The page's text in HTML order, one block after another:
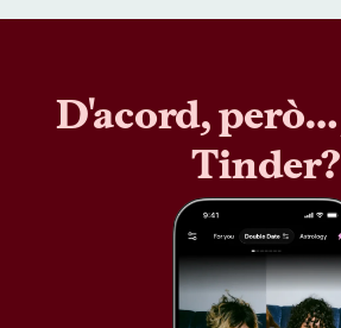
D'acord, però…
Tinder?